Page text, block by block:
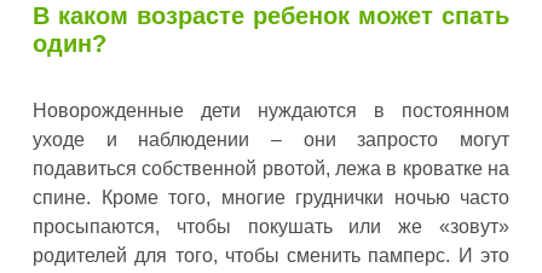
В каком возрасте ребенок может спать
один?
Новорожденные дети нуждаются в постоянном
уходе и наблюдении – они запросто могут
подавиться собственной рвотой, лежа в кроватке на
спине. Кроме того, многие груднички ночью часто
просыпаются, чтобы покушать или же «зовут»
родителей для того, чтобы сменить памперс. И это